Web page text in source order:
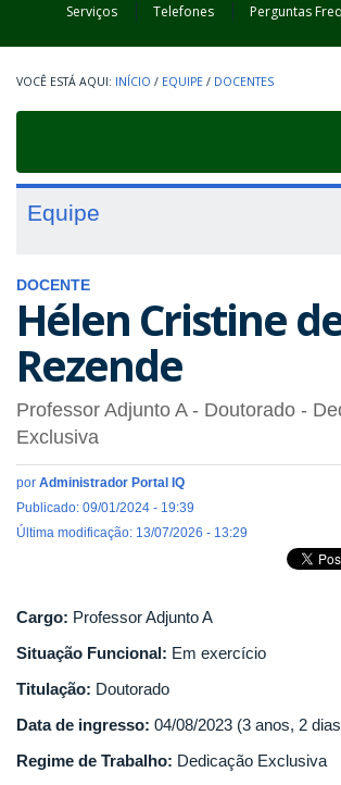
Serviços Telefones Perguntas
INÍCIO / EQUIPE / DOCENTES
Equipe
DOCENTE
Hélen Cristine
Rezende
Professor Adjunto A- Doutorado -
Exclusiva
por Administrador Portal IQ
Publicado: 09/01/2024 - 19:39
Última modificação: 13/07/2026 - 13:29
Cargo: Professor Adjunto A
Situação Funcional: Em exercício
Titulação: Doutorado
Data de ingresso: 04/08/2023 (3 anos, 2
Regime de Trabalho: Dedicação Exclusiva